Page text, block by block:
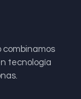
combinamos
tecnología